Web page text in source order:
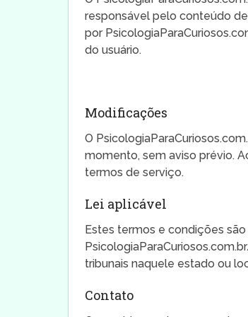
responsável pelo conteúdo
por
do usuário.
Modificações
O
momento, sem aviso prévio.
termos de serviço.
Lei aplicável
Estes termos e condições
tribunais naquele estado ou
Contato